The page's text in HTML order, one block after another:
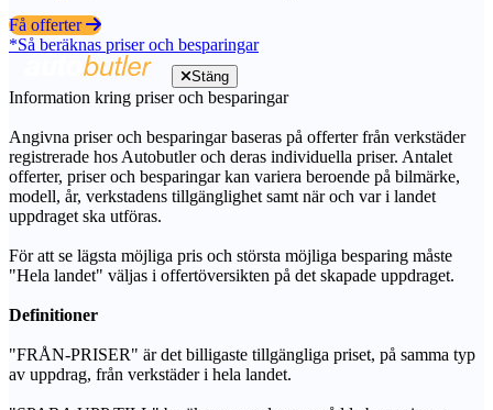
Få offerter
*Så beräknas priser och besparingar
Stäng
Information kring priser och besparingar
Angivna priser och besparingar baseras på offerter från verkstäder
registrerade hos Autobutler och deras individuella priser. Antalet
offerter, priser och besparingar kan variera beroende på bilmärke,
modell, år, verkstadens tillgänglighet samt när och var i landet
uppdraget ska utföras.
För att se lägsta möjliga pris och största möjliga besparing måste
"Hela landet" väljas i offertöversikten på det skapade uppdraget.
Definitioner
"FRÅN-PRISER" är det billigaste tillgängliga priset, på samma typ
av uppdrag, från verkstäder i hela landet.